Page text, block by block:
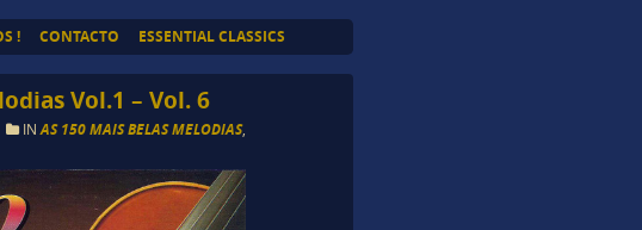
! CONTACTO ESSENTIAL CLASSICS
Vol.1 – Vol. 6
INAS 150 MAIS BELAS MELODIAS,